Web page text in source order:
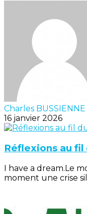
Charles BUSSIENNE
16 janvier 2026
Réflexions au
I have a dream.Le
moment une crise